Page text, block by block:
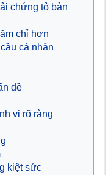
chứng tỏ bản
chỉ hơn
cá nhân
đề
vi rõ ràng
kiệt sức